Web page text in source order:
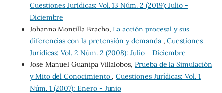
Cuestiones Jurídicas: Vol. 13 Núm. 2 (2019): Julio -
Diciembre
Johanna Montilla Bracho, La acción procesal y sus
diferencias con la pretensión y demanda , Cuestiones
Jurídicas: Vol. 2 Núm. 2 (2008): Julio - Diciembre
José Manuel Guanipa Villalobos, Prueba de la Simulación
y Mito del Conocimiento , Cuestiones Jurídicas: Vol. 1
Núm. 1 (2007): Enero - Junio